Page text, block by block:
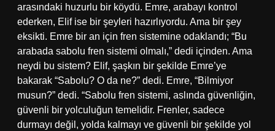
arasındaki huzurlu bir köydü. Emre, arabayı kontrol
ederken, Elif ise bir şeyleri hazırlıyordu. Ama bir şey
eksikti. Emre bir an için fren sistemine odaklandı; “Bu
arabada sabolu fren sistemi olmalı,” dedi içinden. Ama
neydi bu sistem? Elif, şaşkın bir şekilde Emre’ye
bakarak “Sabolu? O da ne?” dedi. Emre, “Bilmiyor
musun?” dedi. “Sabolu fren sistemi, aslında güvenliğin,
güvenli bir yolculuğun temelidir. Frenler, sadece
durmayı değil, yolda kalmayı ve güvenli bir şekilde yol